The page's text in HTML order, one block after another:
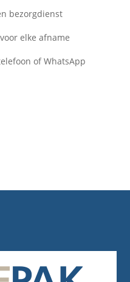
bezorgdienst
voor elke afname
of WhatsApp